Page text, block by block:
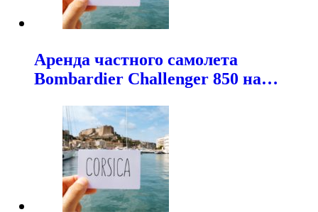
Аренда частного самолета
Bombardier Challenger 850 на…